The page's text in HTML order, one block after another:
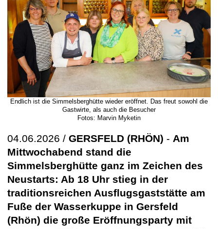
Endlich ist die Simmelsberghütte wieder eröffnet. Das freut sowohl die
Gastwirte, als auch die Besucher
Fotos: Marvin Myketin
04.06.2026 / GERSFELD (RHÖN) - Am
Mittwochabend stand die
Simmelsberghütte ganz im Zeichen des
Neustarts: Ab 18 Uhr stieg in der
traditionsreichen Ausflugsgaststätte am
Fuße der Wasserkuppe in Gersfeld
(Rhön) die große Eröffnungsparty mit